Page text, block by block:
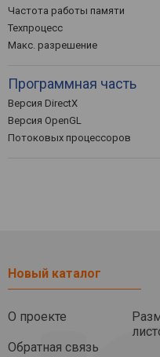
Частота работы памяти
Техпроцесс
Макс. разрешение
Программная часть
Версия DirectX
Версия OpenGL
Потоковых процессоров
Новый каталог
О проекте
Обратная связь